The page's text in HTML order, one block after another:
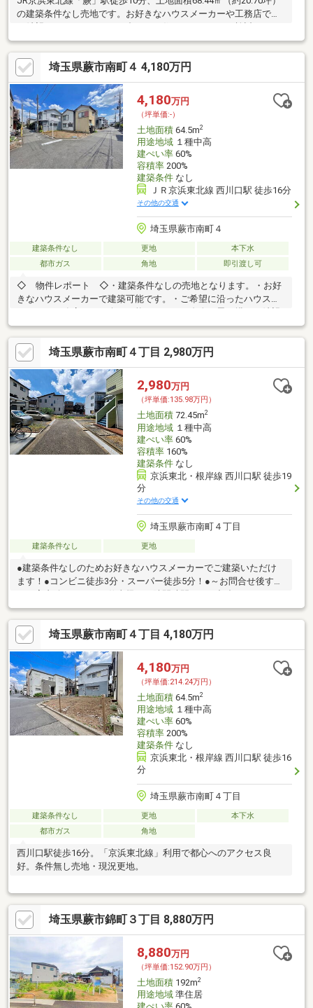
の建築条件なし売地です。お好きなハウスメーカーや工務店で、
けます。駅徒歩圏の利便性と自由設計の魅力を兼ね備えた物件で
す。建物プランや資金計画についてのご相談も承っておりますの
で、ぜひお気軽にお問い合わせください。
埼玉県蕨市南町４ 4,180万円
4,180万円
（坪単価:-）
土地面積64.5m2
用途地域１種中高
建ぺい率60%
容積率200%
建築条件なし
ＪＲ京浜東北線 西川口駅 徒歩16分
その他の交通
埼玉県蕨市南町４
建築条件なし 更地
本下水
都市ガス
角地 即引渡し可
◇ 物件レポート ◇・建築条件なしの売地となります。・お好
きなハウスメーカーで建築可能です。・ご希望に沿ったハウスメ
の間取りプランの作成もお手伝いさせて頂きます。・小学校まで
徒歩2分、お子様の通学も安心です。・角地の為、開放感や陽当た
りが良好な立地です。・お仕事帰りのご相談等もご対応できま
す。（予約制）☆頭金０円での購入可能です。☆『ミラカレ』＆
『ミラカレCLUB』でご家族様の未来を一緒に可視化。☆お引渡し
後の安心無料点検「家ドッグ」サービス中。☆住宅ローンのご相
談から購入後のメンテナンスまで全てお任せ下さい。
埼玉県蕨市南町４丁目 2,980万円
2,980万円
（坪単価:135.98万円）
土地面積72.45m2
用途地域１種中高
建ぺい率60%
容積率160%
建築条件なし
京浜東北・根岸線 西川口駅 徒歩19
分
その他の交通
埼玉県蕨市南町４丁目
建築条件なし 更地
●建築条件なしのためお好きなハウスメーカーでご建築いただけ
ます！●コンビニ徒歩3分・スーパー徒歩5分！●～お問合せ後すぐ
にご案内致します～お仕事帰りや隙間時間などご都合にあわせて
ご案内致します。
埼玉県蕨市南町４丁目 4,180万円
4,180万円
（坪単価:214.24万円）
土地面積64.5m2
用途地域１種中高
建ぺい率60%
容積率200%
建築条件なし
京浜東北・根岸線 西川口駅 徒歩16
分
埼玉県蕨市南町４丁目
建築条件なし 更地
本下水
都市ガス
角地
西川口駅徒歩16分。「京浜東北線」利用で都心へのアクセス良
好。条件無し売地・現況更地。
埼玉県蕨市錦町３丁目 8,880万円
8,880万円
（坪単価:152.90万円）
土地面積192m2
用途地域準住居